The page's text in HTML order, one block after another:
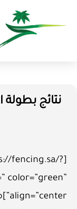
fencing.sa/?
color=”green”